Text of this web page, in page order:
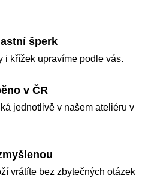
šperk
i křížek upravíme podle vás.
v ČR
jednotlivě v našem ateliéru v
vrátíte bez zbytečných otázek